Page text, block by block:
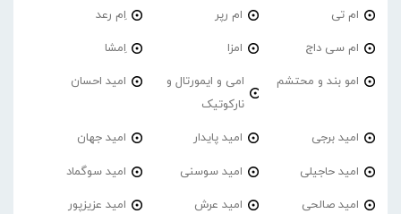
ام تی ام رپر اِم رعد
ام سی داج امزا اِمشا
امو بند و محتشم
امی و ایمورتال و
نارکوتیک
امید احسان
امید برجی امید پایدار امید جهان
امید حاجیلی امید سوسنی امید سوگماد
امید صالحی امید عرش امید عزیزپور